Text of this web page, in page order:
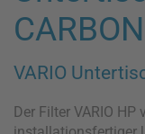
VARIO
Der Filter VARIO HP